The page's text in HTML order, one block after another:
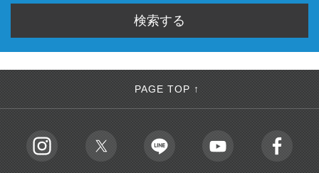
PAGE TOP ↑